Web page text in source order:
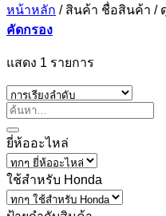
หน้าหลัก /สินค้า ชื่อสินค้า /
คัดกรอง
แสดง 1 รายการ
ยี่ห้ออะไหล่
ใช้สำหรับ Honda